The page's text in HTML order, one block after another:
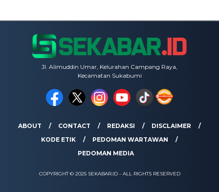
Jl. Alimuddin Umar, Kelurahan Campang Raya,
Kecamatan Sukabumi
ABOUT CONTACT REDAKSI
DISCLAIMER
KODE ETIK
PEDOMAN WARTAWAN
PEDOMAN MEDIA
COPYRIGHT © 2025 SEKABAR.ID - ALL RIGHTS RESERVED